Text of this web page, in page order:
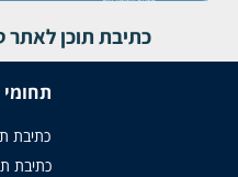
כתיבת תוכן לאתר
כתיבת
כתיבת